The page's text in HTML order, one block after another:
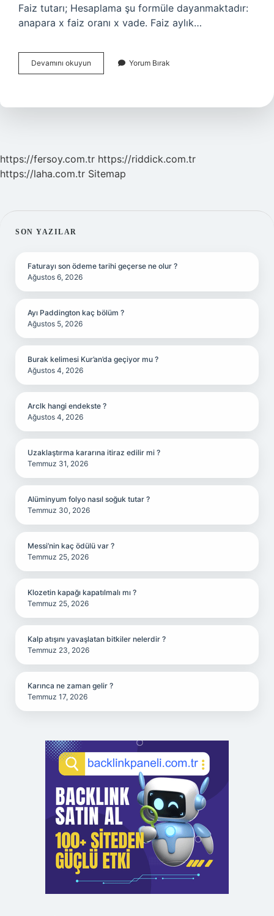
Faiz tutarı; Hesaplama şu formüle dayanmaktadır:
anapara x faiz oranı x vade. Faiz aylık…
Devamını okuyun
Oranları
Hesaplanır
Yorum Bırak
https://fersoy.com.tr https://riddick.com.tr
https://laha.com.tr Sitemap
SIDEBAR
SON YAZILAR
Faturayı son ödeme tarihi geçerse ne olur ?
Ağustos 6, 2026
Ayı Paddington kaç bölüm ?
Ağustos 5, 2026
Burak kelimesi Kur’an’da geçiyor mu ?
Ağustos 4, 2026
Arclk hangi endekste ?
Ağustos 4, 2026
Uzaklaştırma kararına itiraz edilir mi ?
Temmuz 31, 2026
Alüminyum folyo nasıl soğuk tutar ?
Temmuz 30, 2026
Messi’nin kaç ödülü var ?
Temmuz 25, 2026
Klozetin kapağı kapatılmalı mı ?
Temmuz 25, 2026
Kalp atışını yavaşlatan bitkiler nelerdir ?
Temmuz 23, 2026
Karınca ne zaman gelir ?
Temmuz 17, 2026